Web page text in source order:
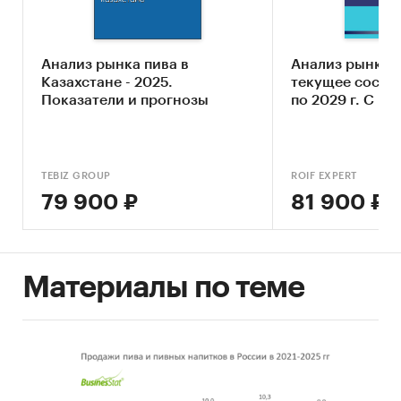
Методы исследования
• Анализ финансовой информации баз данных
российских предприятий;
специализированных изданий.
Продукты, проанализированные в
исследовании:
Анализ рынка пива в
Казахстане - 2025.
Показатели и прогнозы
TEBIZ GROUP
79 900 ₽
Анализ рынка
текущее
по 2029 г. С
ROIF EXPERT
81 900 ₽
Материалы по теме